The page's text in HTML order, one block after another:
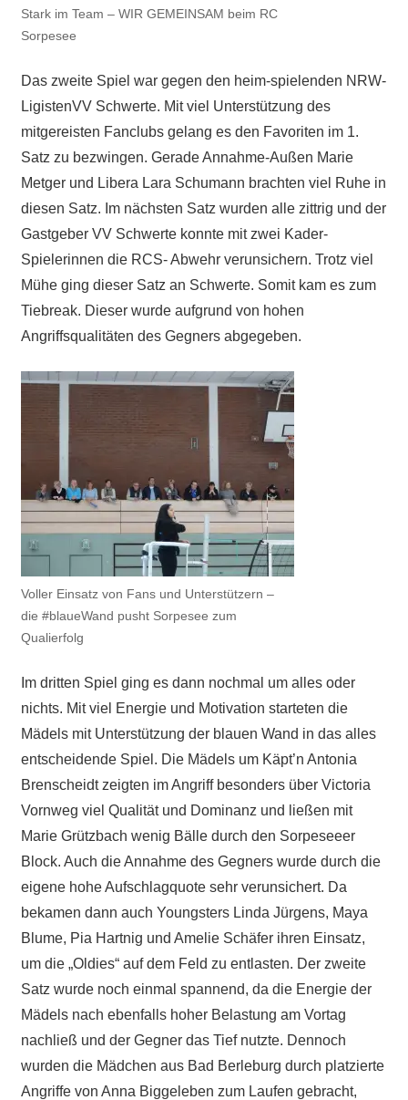
Stark im Team – WIR GEMEINSAM beim RC
Sorpesee
Das zweite Spiel war gegen den heim-spielenden NRW-
LigistenVV Schwerte. Mit viel Unterstützung des
mitgereisten Fanclubs gelang es den Favoriten im 1.
Satz zu bezwingen. Gerade Annahme-Außen Marie
Metger und Libera Lara Schumann brachten viel Ruhe in
diesen Satz. Im nächsten Satz wurden alle zittrig und der
Gastgeber VV Schwerte konnte mit zwei Kader-
Spielerinnen die RCS- Abwehr verunsichern. Trotz viel
Mühe ging dieser Satz an Schwerte. Somit kam es zum
Tiebreak. Dieser wurde aufgrund von hohen
Angriffsqualitäten des Gegners abgegeben.
Voller Einsatz von Fans und Unterstützern –
die #blaueWand pusht Sorpesee zum
Qualierfolg
Im dritten Spiel ging es dann nochmal um alles oder
nichts. Mit viel Energie und Motivation starteten die
Mädels mit Unterstützung der blauen Wand in das alles
entscheidende Spiel. Die Mädels um Käpt’n Antonia
Brenscheidt zeigten im Angriff besonders über Victoria
Vornweg viel Qualität und Dominanz und ließen mit
Marie Grützbach wenig Bälle durch den Sorpeseeer
Block. Auch die Annahme des Gegners wurde durch die
eigene hohe Aufschlagquote sehr verunsichert. Da
bekamen dann auch Youngsters Linda Jürgens, Maya
Blume, Pia Hartnig und Amelie Schäfer ihren Einsatz,
um die „Oldies“ auf dem Feld zu entlasten. Der zweite
Satz wurde noch einmal spannend, da die Energie der
Mädels nach ebenfalls hoher Belastung am Vortag
nachließ und der Gegner das Tief nutzte. Dennoch
wurden die Mädchen aus Bad Berleburg durch platzierte
Angriffe von Anna Biggeleben zum Laufen gebracht,